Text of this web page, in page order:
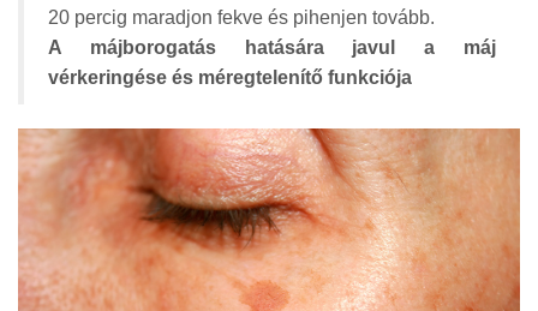
20 percig maradjon fekve és pihenjen tovább.
A májborogatás hatására javul a máj
vérkeringése és méregtelenítő funkciója